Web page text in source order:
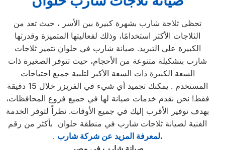
تحظى ثلاجة شارب بشهرة كبيرة بين الأسر ، حيث تعد من
الثلاجات الأكثر استخدامًا، وذلك لفعاليتها المتميزة وقدرتها
الكبيرة على التبريد. صيانة شارب في حلوان تتميز ثلاجات
شارب بتشكيلة متنوعة من الأحجام، حيث تتوفر الصغيرة ذات
السعة الكبيرة ذات السعة الأكبر لتلبية جميع احتياجات
المستخدم . يمكنك تجميد أي شيء في الفريزر خلال 15 دقيقة
فقط! نحن نقدم خدمات صيانة لها في جميع فروع المحافظات،
بهدف توفير الأقرب إليك في جميع الأوقات. نظراً لتوفر الخدمة
الفنية لصيانة ثلاجات شارب في منطقة حلوان بأكثر من رقم
. لمعرفة المزيد عن شركة شارب،